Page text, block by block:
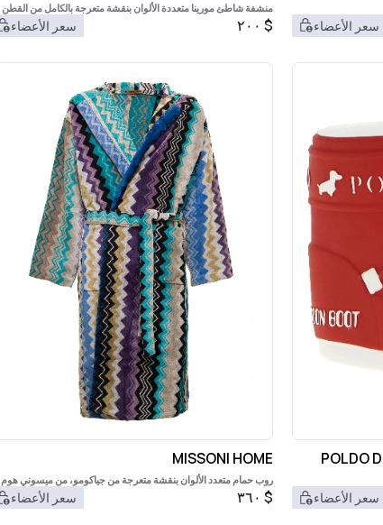
سعر الأعضاء
منشفة شاطئ مورينا متعددة الألوان بنقشة متعرجة بالكامل من القطن
للمنزل
$ ٢٠٠ سعر الأعضاء
POLDO
سعر الأعضاء
MISSONI HOME
روب حمام متعدد الألوان بنقشة متعرجة من جياكومو، من ميسوني هوم
$ ٣٦٠ سعر الأعضاء